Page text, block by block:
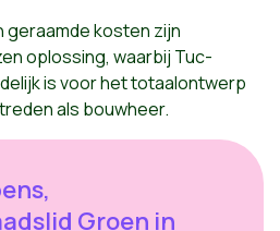
geraamde kosten zijn
oplossing, waarbij Tuc-
is voor het totaalontwerp
als bouwheer.
Groen in